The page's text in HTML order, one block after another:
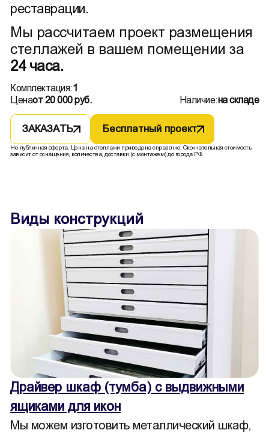
реставрации.
Мы рассчитаем проект размещения
стеллажей в вашем помещении за
24 часа.
Комплектация:1
Ценаот 20 000 руб. Наличие:на складе
ЗАКАЗАТЬ Бесплатный проект
Не публичная оферта. Цена на стеллажи приведена справочно. Окончательная стоимость
зависит от оснащения, количества, доставки (с монтажем) до города РФ.
Виды конструкций
Драйвер шкаф (тумба) с выдвижными
ящиками для икон
Мы можем изготовить металлический шкаф,